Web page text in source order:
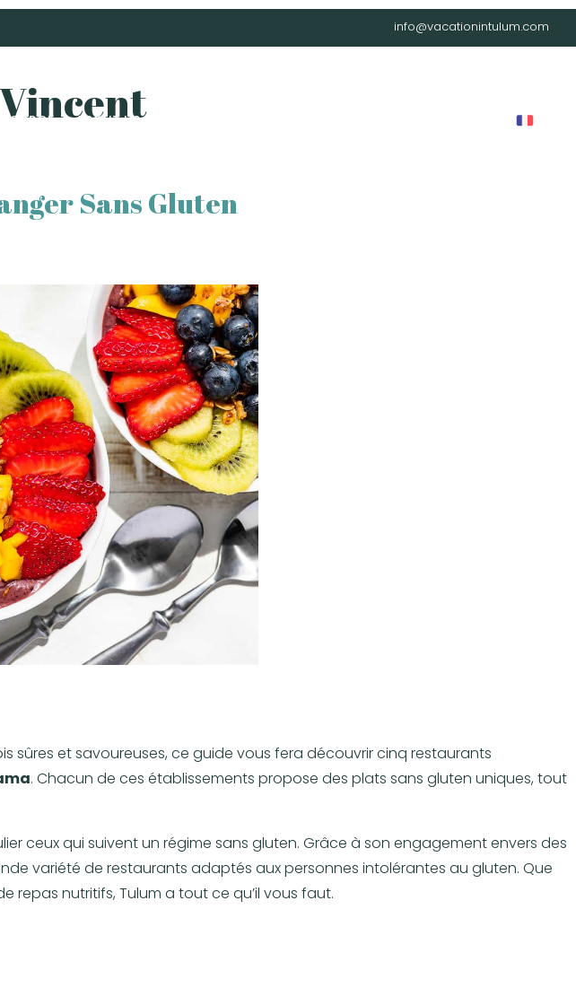
info@vacationintulum.com
ABOUT US
Vincent
Sans Gluten
sûres et savoureuses, ce guide vous fera découvrir cinq restaurants
. Chacun de ces établissements propose des plats sans gluten uniques, tout
ceux qui suivent un régime sans gluten. Grâce à son engagement envers des
variété de restaurants adaptés aux personnes intolérantes au gluten. Que
repas nutritifs, Tulum a tout ce qu’il vous faut.